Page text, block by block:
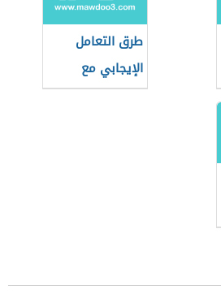
طرق التعامل
الإيجابي مع
وسائل الاتصال